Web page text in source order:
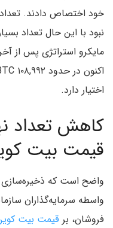
خود اختصاص دادند. تعداد
نبود با این حال تعداد
اختیار دارد.
کاهش تعداد
قیمت بیت
واضح است که
واسطه سرمایه‌گذاران
فروشان، بر قیمت بیت